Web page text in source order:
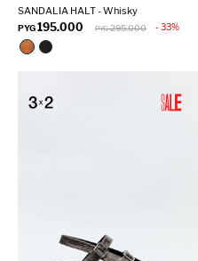
SANDALIA HALT - Whisky
PYG195.000 PYG 295.000 33